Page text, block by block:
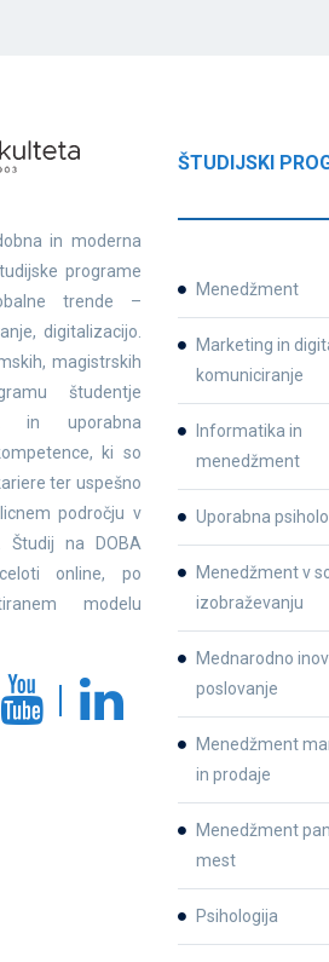
in moderna
programe
trende –
digitalizacijo.
magistrskih
študentje
in uporabna
ki so
ter uspešno
področju v
Študij na DOBA
online, po
modelu
ŠTUDIJSKI
Menedžment
Marketing in
komuniciranje
Informatika in
menedžment
Uporabna
Menedžment v
izobraževanju
Mednarodno
poslovanje
Menedžment
in prodaje
Menedžment
mest
Psihologija